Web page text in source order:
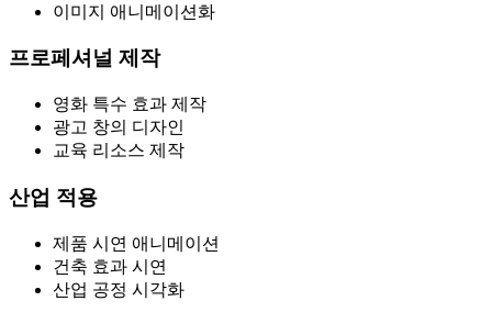
이미지 애니메이션화
프로페셔널 제작
영화 특수 효과 제작
광고 창의 디자인
교육 리소스 제작
산업 적용
제품 시연 애니메이션
건축 효과 시연
산업 공정 시각화